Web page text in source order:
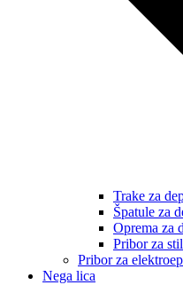
Trake za
Špatule za
Oprema za
Pribor za
Pribor za
Nega lica